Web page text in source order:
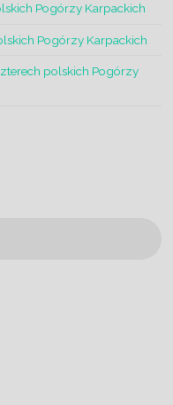
Pogórzy Karpackich
Pogórzy Karpackich
polskich Pogórzy